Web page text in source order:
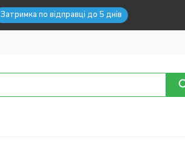
Затримка по відправці до 5 днів